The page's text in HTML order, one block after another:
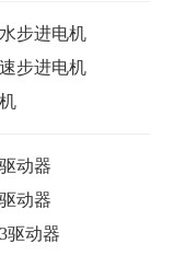
步进电机
步进电机
动器
动器
驱动器